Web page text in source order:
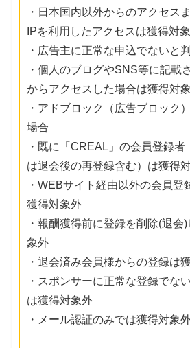
・日本国内以外からのアクセス
IPを利用したアクセスは獲得対
・広告主に正常な申込でないと
・個人のブログやSNS等に記載
からアクセスした場合は獲得対
・アドブロック（広告ブロック
場合
・既に「CREAL」の会員登録者
は退会後の再登録含む）は獲得
・WEBサイト経由以外の会員登
獲得対象外
・報酬獲得前に登録を削除(退会
象外
・退会済み会員様からの登録は
・スポンサーに正常な登録でな
は獲得対象外
・メール認証のみでは獲得対象